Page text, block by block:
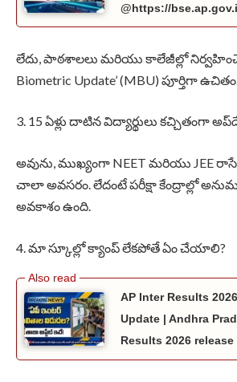
@https://
లేదు, పాఠశాలలు మరియు కాలేజీల్లో నిర్వహించే
Biometric Update’ (MBU) పూర్తిగా
3. 15 ఏళ్లు దాటిన విద్యార్థులు కచ్చితంగా
అవును, ముఖ్యంగా NEET మరియు JEE రాసే
చాలా అవసరం. లేదంటే పరీక్షా కేంద్రాల్లో
అవకాశం ఉంది.
4. మా స్కూల్లో క్యాంప్ లేకపోతే ఏం చేయాలి?
AP Inter Results
Update | Andhra
Results 2026 release